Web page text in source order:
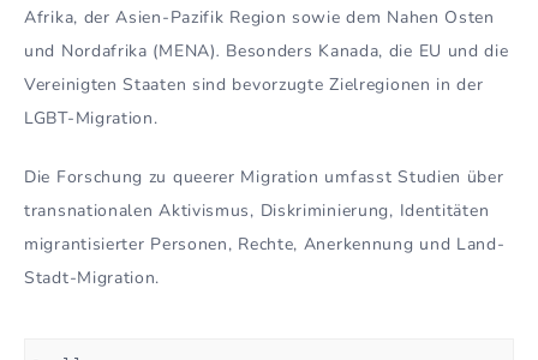
Afrika, der Asien-Pazifik Region sowie dem Nahen Osten
und Nordafrika (MENA). Besonders Kanada, die EU und die
Vereinigten Staaten sind bevorzugte Zielregionen in der
LGBT-Migration.
Die Forschung zu queerer Migration umfasst Studien über
transnationalen Aktivismus, Diskriminierung, Identitäten
migrantisierter Personen, Rechte, Anerkennung und Land-
Stadt-Migration.